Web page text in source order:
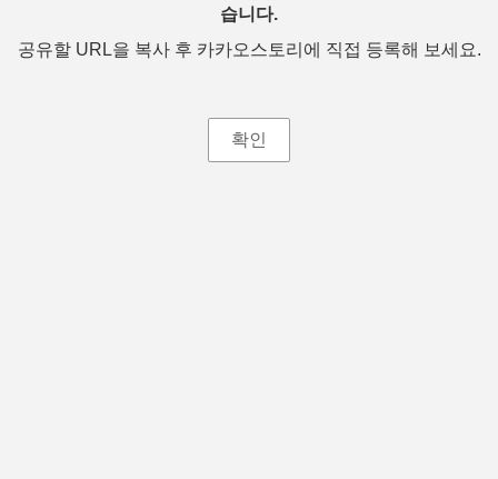
습니다.
공유할 URL을 복사 후 카카오스토리에 직접 등록해 보세요.
확인